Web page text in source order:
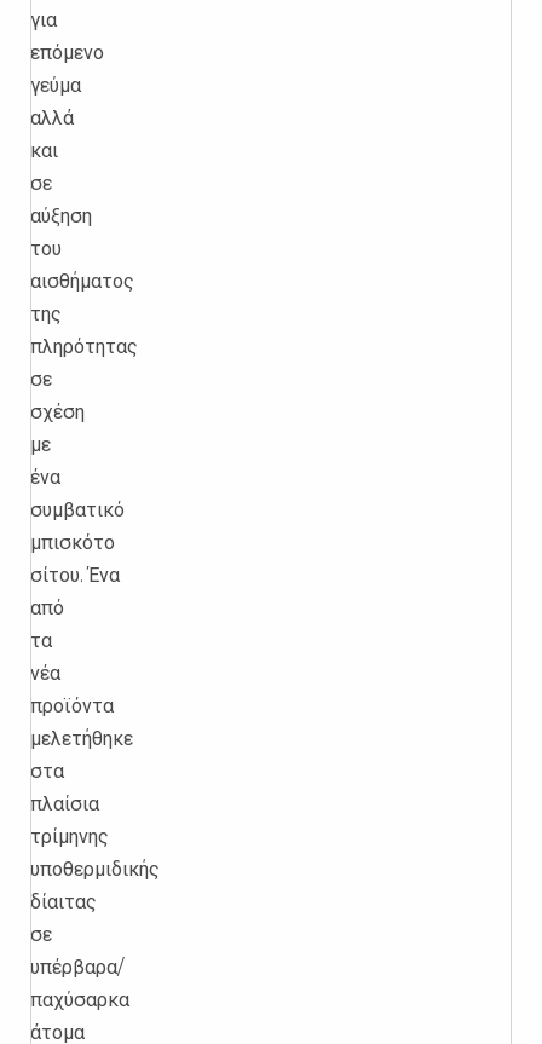
για
επόμενο
γεύμα
αλλά
και
σε
αύξηση
του
αισθήματος
της
πληρότητας
σε
σχέση
με
ένα
συμβατικό
μπισκότο
σίτου.Ένα
από
τα
νέα
προϊόντα
μελετήθηκε
στα
πλαίσια
τρίμηνης
υποθερμιδικής
δίαιτας
σε
υπέρβαρα/
παχύσαρκα
άτομα